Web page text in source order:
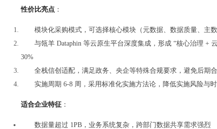
性价比亮点 ：
模块化采购模式，可选择核心模块（元数据、数据质量、主
与瓴羊 Dataphin 等云原生平台深度集成，形成 “核心治理 +
30%
全栈信创适配，满足政务、央企等特殊合规要求，避免后期
实施周期 6-8 周，采用标准化实施方法论，降低实施风险与
适合企业特征 ：
数据量超过 1PB，业务系统复杂，跨部门数据共享需求强烈